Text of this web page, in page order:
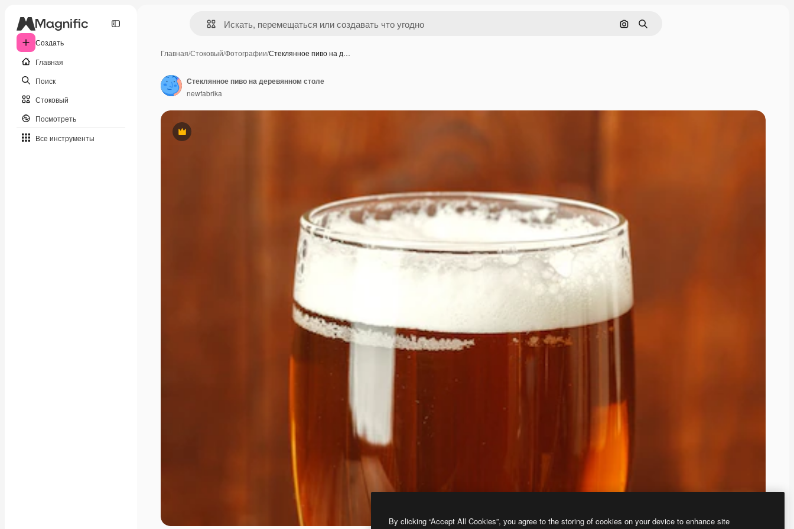
Создать
Главная
Поиск
Стоковый
Посмотреть
Все инструменты
Поиск по изображению
Поиск
Главная/Стоковый/Фотографии/Стеклянное пиво на д…
Премиум
Стеклянное пиво на деревянном столе
newfabrika
By clicking “Accept All Cookies”, you agree to the storing of cookies on your device to enhance site